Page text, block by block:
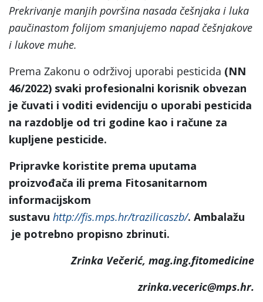
Prekrivanje manjih površina nasada češnjaka i luka
paučinastom folijom smanjujemo napad češnjakove
i lukove muhe.
Prema Zakonu o održivoj uporabi pesticida (NN
46/2022) svaki profesionalni korisnik obvezan
je čuvati i voditi evidenciju o uporabi pesticida
na razdoblje od tri godine kao i račune za
kupljene pesticide.
Pripravke koristite prema uputama
proizvođača ili prema Fitosanitarnom
informacijskom
sustavu http://fis.mps.hr/trazilicaszb/. Ambalažu
je potrebno propisno zbrinuti.
Zrinka Večerić, mag.ing.fitomedicine
zrinka.veceric@mps.hr.